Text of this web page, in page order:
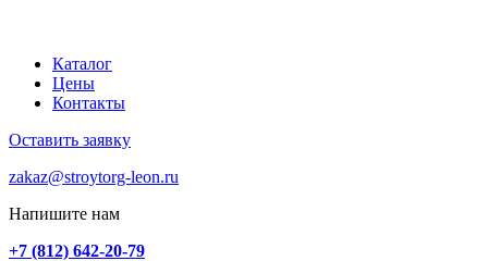
Каталог
Цены
Контакты
Оставить заявку
zakaz@stroytorg-leon.ru
Напишите нам
+7 (812) 642-20-79